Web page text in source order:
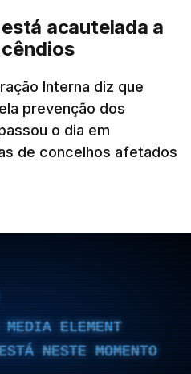
tempos vem dando conta
estará em estado
que no
matou o pai, o
outros membros da
Khamenei no que
sem qualquer
MEDIA ELEMENT
acautelada a
Interna diz que
prevenção dos
o dia em
de concelhos afetados
MEDIA ELEMENT
NESTE MOMENTO